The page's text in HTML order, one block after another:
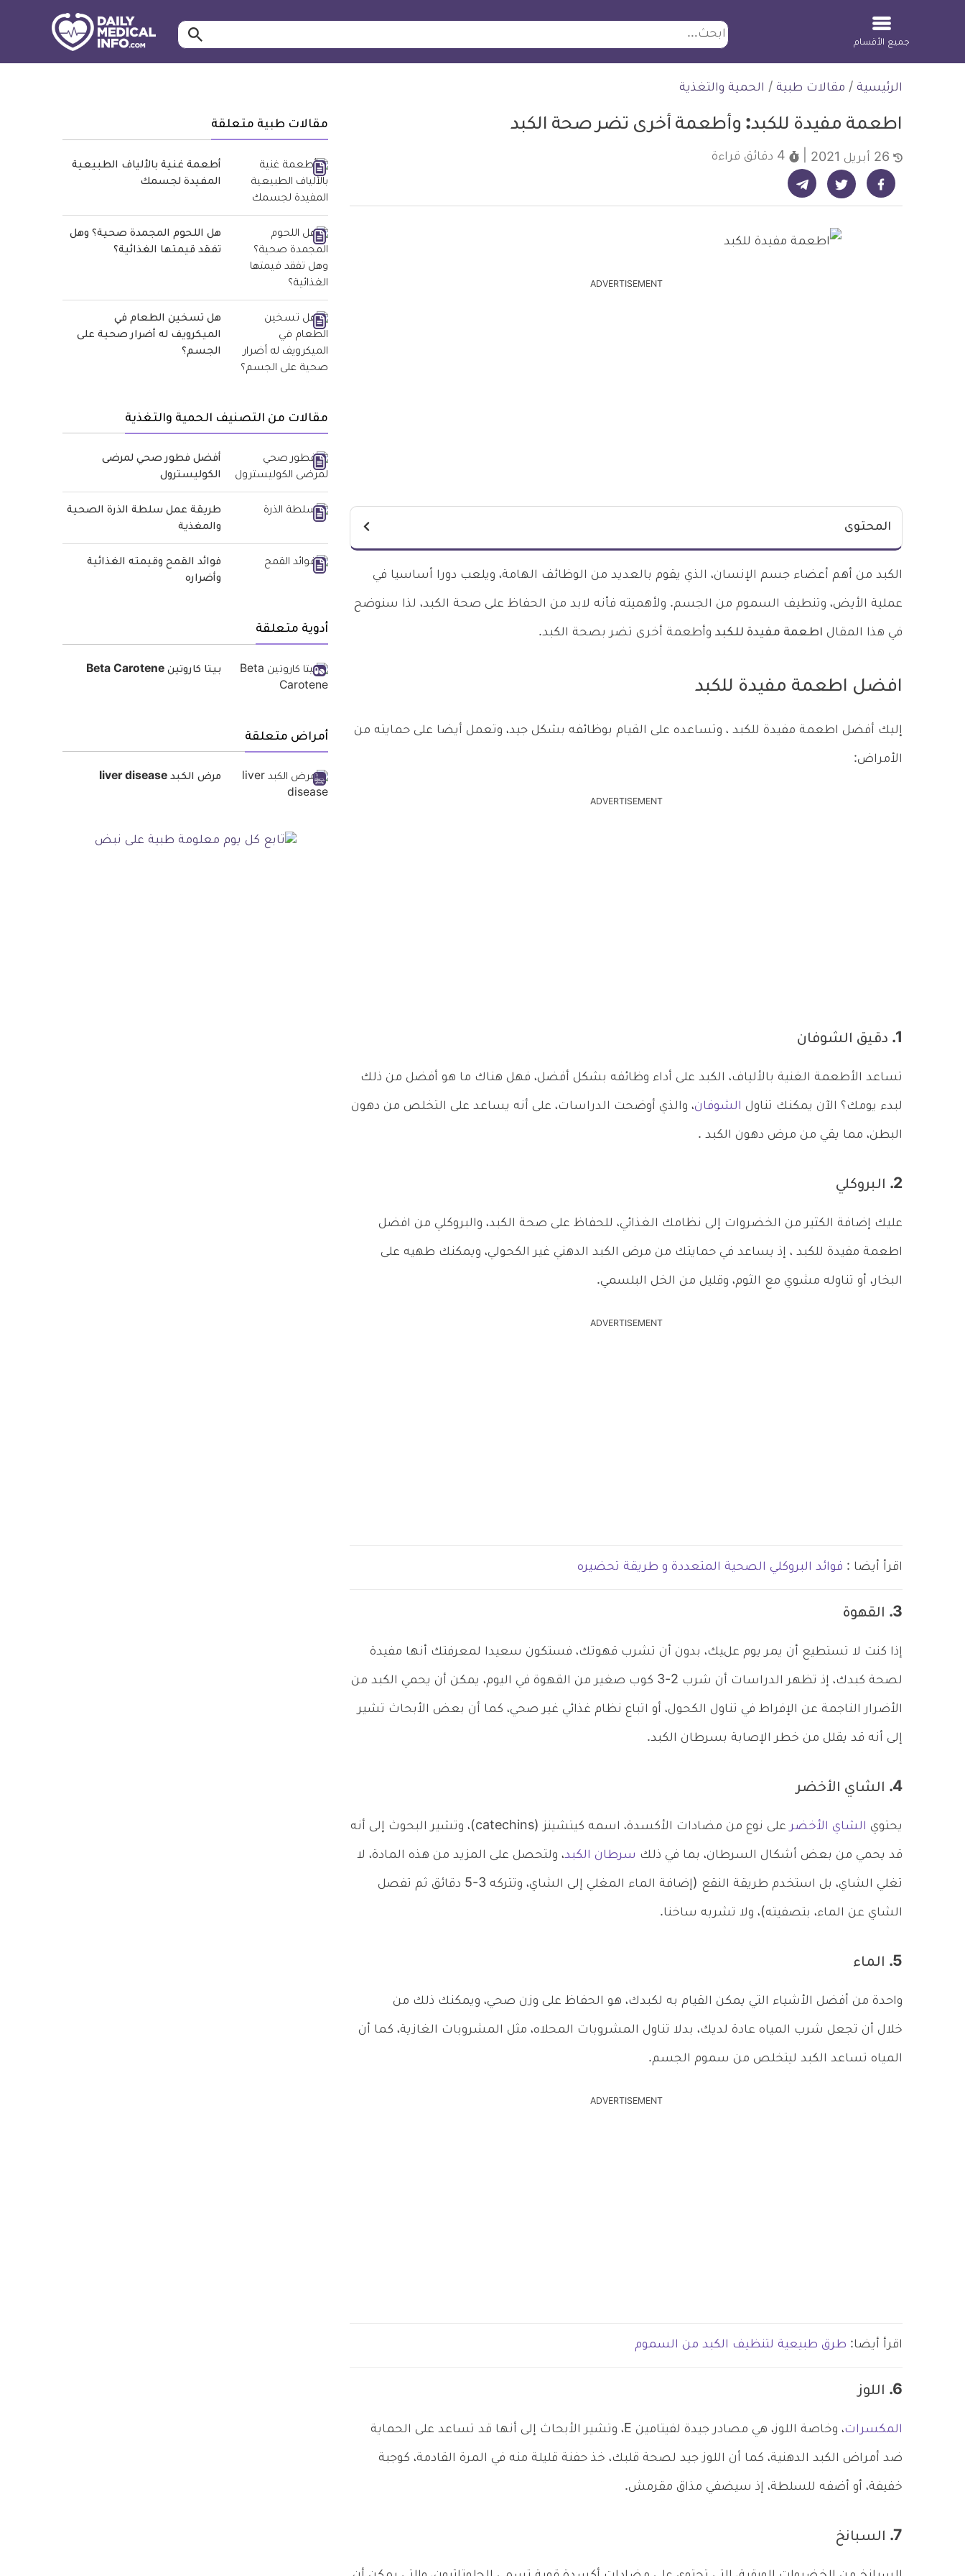
ابحث ابحث…
جميع الأقسام
الرئيسية / مقالات طبية / الحمية والتغذية
اطعمة مفيدة للكبد: وأطعمة أخرى تضر صحة الكبد
4 دقائق قراءة
شارك على فيسبوك - ديلي ميديكال انفو شارك على تويتر - ديلي ميديكال انفو شارك على تيليجرام - ديلي ميديكال انفو
ADVERTISEMENT
المحتوى
الكبد من أهم أعضاء جسم الإنسان، الذي يقوم بالعديد من الوظائف الهامة، ويلعب دورا أساسيا في
عملية الأيض، وتنطيف السموم من الجسم. ولأهميته فأنه لابد من الحفاظ على صحة الكبد، لذا سنوضح
في هذا المقال اطعمة مفيدة للكبد وأطعمة أخرى تضر بصحة الكبد.
افضل اطعمة مفيدة للكبد
إليك أفضل اطعمة مفيدة للكبد ، وتساعده على القيام بوظائفه بشكل جيد، وتعمل أيضا على حمايته من
الأمراض:
ADVERTISEMENT
1. دقيق الشوفان
تساعد الأطعمة الغنية بالألياف، الكبد على أداء وظائفه بشكل أفضل، فهل هناك ما هو أفضل من ذلك
لبدء يومك؟ الآن يمكنك تناول الشوفان، والذي أوضحت الدراسات، على أنه يساعد على التخلص من دهون
البطن، مما يقي من مرض دهون الكبد .
2. البروكلي
عليك إضافة الكثير من الخضروات إلى نظامك الغذائي، للحفاظ على صحة الكبد، والبروكلي من افضل
اطعمة مفيدة للكبد ، إذ يساعد في حمايتك من مرض الكبد الدهني غير الكحولي، ويمكنك طهيه على
البخار، أو تناوله مشوي مع الثوم، وقليل من الخل البلسمي.
ADVERTISEMENT
اقرأ أيضا : فوائد البروكلي الصحية المتعددة و طريقة تحضيره
3. القهوة
إذا كنت لا تستطيع أن يمر يوم عليك، بدون أن تشرب قهوتك، فستكون سعيدا لمعرفتك أنها مفيدة
لصحة كبدك، إذ تظهر الدراسات أن شرب 2-3 كوب صغير من القهوة في اليوم، يمكن أن يحمي الكبد من
الأضرار الناجمة عن الإفراط في تناول الكحول، أو اتباع نظام غذائي غير صحي، كما أن بعض الأبحاث تشير
إلى أنه قد يقلل من خطر الإصابة بسرطان الكبد.
4. الشاي الأخضر
يحتوي الشاي الأخضر على نوع من مضادات الأكسدة، اسمه كيتشينز (catechins)، وتشير البحوث إلى أنه
قد يحمي من بعض أشكال السرطان، بما في ذلك سرطان الكبد، ولتحصل على المزيد من هذه المادة، لا
تغلي الشاي، بل استخدم طريقة النقع (إضافة الماء المغلي إلى الشاي، وتتركه 3-5 دقائق ثم تفصل
الشاي عن الماء، بتصفيته)، ولا تشربه ساخنا.
5. الماء
واحدة من أفضل الأشياء التي يمكن القيام به لكبدك، هو الحفاظ على وزن صحي، ويمكنك ذلك من
خلال أن تجعل شرب المياه عادة لديك، بدلا تناول المشروبات المحلاه، مثل المشروبات الغازية، كما أن
المياه تساعد الكبد ليتخلص من سموم الجسم.
ADVERTISEMENT
اقرأ أيضا: طرق طبيعية لتنظيف الكبد من السموم
6. اللوز
المكسرات ، وخاصة اللوز، هي مصادر جيدة لفيتامين E، وتشير الأبحاث إلى أنها قد تساعد على الحماية
ضد أمراض الكبد الدهنية، كما أن اللوز جيد لصحة قلبك، خذ حفنة قليلة منه في المرة القادمة، كوجبة
خفيفة، أو أضفه للسلطة، إذ سيضفي مذاق مقرمش.
7. السبانخ
مقالات طبية متعلقة
أطعمة غنية بالألياف الطبيعية
المفيدة لجسمك
هل اللحوم المجمدة صحية؟ وهل
تفقد قيمتها الغذائية؟
هل تسخين الطعام في
الميكرويف له أضرار صحية على
الجسم؟
مقالات من التصنيف الحمية والتغذية
أفضل فطور صحي لمرضى
الكوليسترول
طريقة عمل سلطة الذرة الصحية
والمغذية
فوائد القمح وقيمته الغذائية
وأضراره
أدوية متعلقة
بيتا كاروتين Beta Carotene
أمراض متعلقة
مرض الكبد liver disease